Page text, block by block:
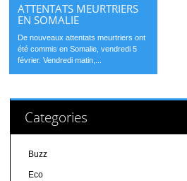
ATTENTATS MEURTRIERS
EN SOMALIE
De nouveaux attentats meurtriers ont
été commis en Somalie, vendredi 5
février. Vendredi matin,...
Categories
Buzz
Eco